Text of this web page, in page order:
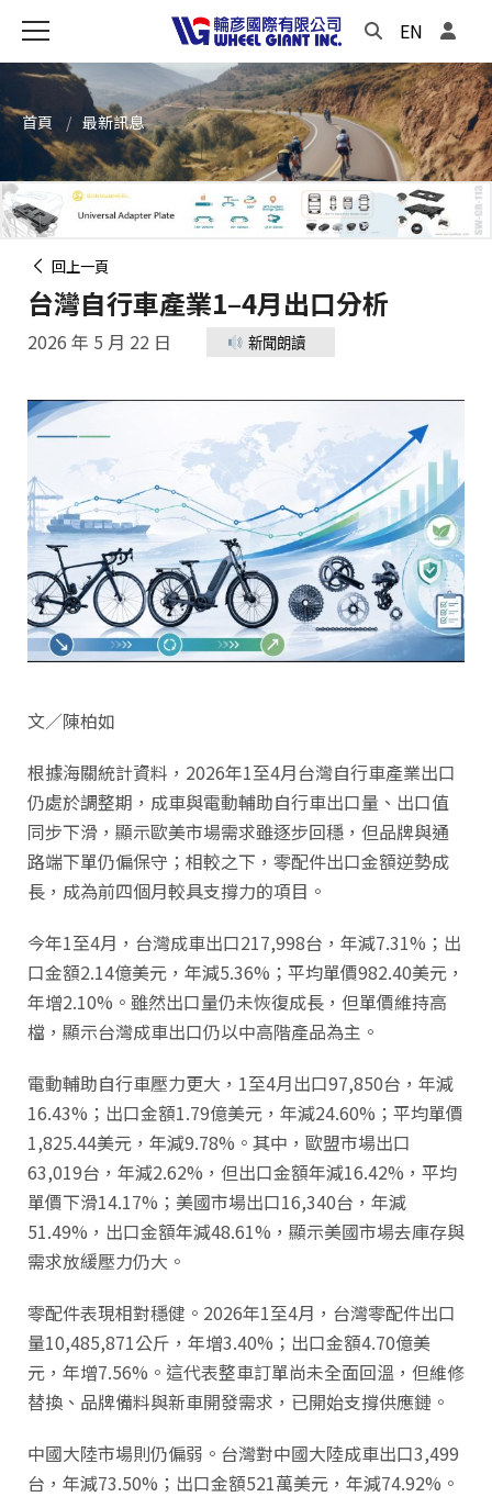
EN
首頁 最新訊息
回上一頁
台灣自行車產業1–4月出口分析
2026 年 5 月 22 日 新聞朗讀
文／陳柏如
根據海關統計資料，2026年1至4月台灣自行車產業出口
仍處於調整期，成車與電動輔助自行車出口量、出口值
同步下滑，顯示歐美市場需求雖逐步回穩，但品牌與通
路端下單仍偏保守；相較之下，零配件出口金額逆勢成
長，成為前四個月較具支撐力的項目。
今年1至4月，台灣成車出口217,998台，年減7.31%；出
口金額2.14億美元，年減5.36%；平均單價982.40美元，
年增2.10%。雖然出口量仍未恢復成長，但單價維持高
檔，顯示台灣成車出口仍以中高階產品為主。
電動輔助自行車壓力更大，1至4月出口97,850台，年減
16.43%；出口金額1.79億美元，年減24.60%；平均單價
1,825.44美元，年減9.78%。其中，歐盟市場出口
63,019台，年減2.62%，但出口金額年減16.42%，平均
單價下滑14.17%；美國市場出口16,340台，年減
51.49%，出口金額年減48.61%，顯示美國市場去庫存與
需求放緩壓力仍大。
零配件表現相對穩健。2026年1至4月，台灣零配件出口
量10,485,871公斤，年增3.40%；出口金額4.70億美
元，年增7.56%。這代表整車訂單尚未全面回溫，但維修
替換、品牌備料與新車開發需求，已開始支撐供應鏈。
中國大陸市場則仍偏弱。台灣對中國大陸成車出口3,499
台，年減73.50%；出口金額521萬美元，年減74.92%。